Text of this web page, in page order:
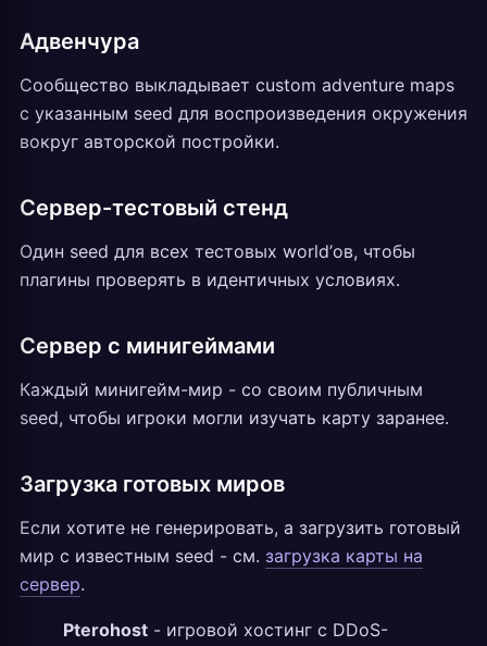
Адвенчура
Сообщество выкладывает custom adventure maps
с указанным seed для воспроизведения окружения
вокруг авторской постройки.
Сервер-тестовый стенд
Один seed для всех тестовых world’ов, чтобы
плагины проверять в идентичных условиях.
Сервер с минигеймами
Каждый минигейм-мир - со своим публичным
seed, чтобы игроки могли изучать карту заранее.
Загрузка готовых миров
Если хотите не генерировать, а загрузить готовый
мир с известным seed - см. загрузка карты на
сервер.
Pterohost - игровой хостинг с DDoS-